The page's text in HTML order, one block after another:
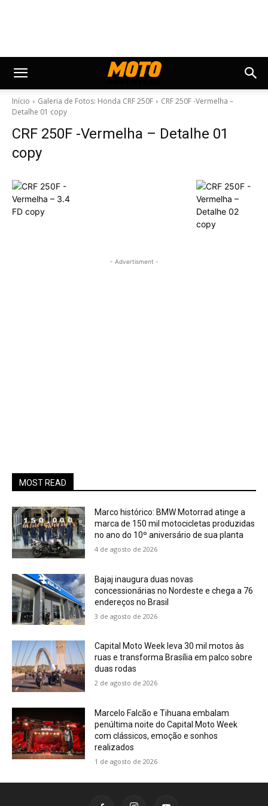
Início Galeria de Fotos: Honda CRF 250F
CRF 250F -Vermelha –
Detalhe 01 copy
CRF 250F -Vermelha – Detalhe 01
copy
- Advertisment -
MOST READ
Marco histórico: BMW Motorrad atinge a
marca de 150 mil motocicletas produzidas
no ano do 10º aniversário de sua planta
4 de agosto de 2026
Bajaj inaugura duas novas
concessionárias no Nordeste e chega a 76
endereços no Brasil
3 de agosto de 2026
Capital Moto Week leva 30 mil motos às
ruas e transforma Brasília em palco sobre
duas rodas
2 de agosto de 2026
Marcelo Falcão e Tihuana embalam
penúltima noite do Capital Moto Week
com clássicos, emoção e sonhos
realizados
1 de agosto de 2026